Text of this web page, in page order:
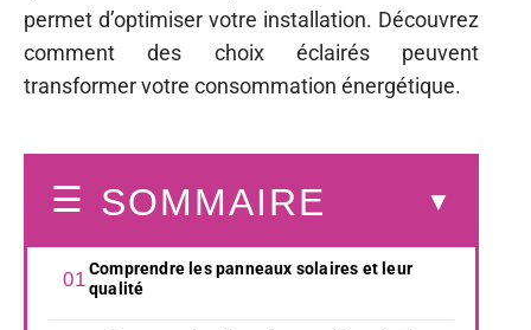
permet d’optimiser votre installation. Découvrez
comment des choix éclairés peuvent
transformer votre consommation énergétique.
SOMMAIRE
Comprendre les panneaux solaires et leur
qualité